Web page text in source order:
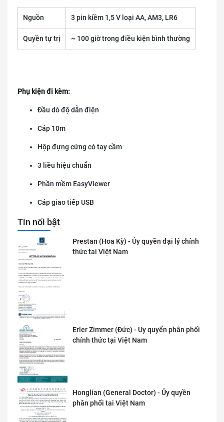
Nguồn 3 pin kiềm 1,5 V loại AA, AM3, LR6
Quyền tự trị ~ 100 giờ trong điều kiện bình thường
Phụ kiện đi kèm:
Đầu dò độ dẫn điện
Cáp 10m
Hộp đựng cứng có tay cầm
3 liều hiệu chuẩn
Phần mềm EasyViewer
Cáp giao tiếp USB
Tin nổi bật
Prestan (Hoa Kỳ) - Ủy quyền đại lý chính
thức tai Việt Nam
Erler Zimmer (Đức) - Uy quyển phân phối
chính thức tại Việt Nam
Honglian (General Doctor) - Ủy quyền
phân phối tai Việt Nam